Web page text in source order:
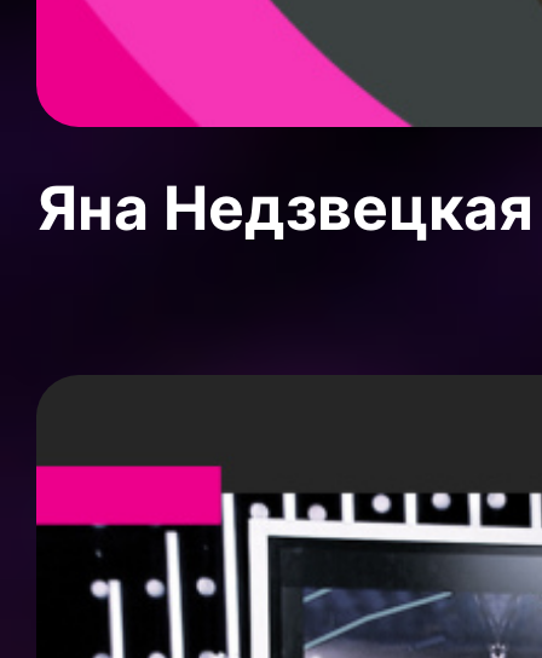
Яна Недзвецкая